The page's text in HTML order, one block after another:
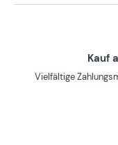
Kauf
Vielfältige